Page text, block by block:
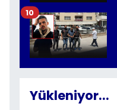
10
Yükleniyor...